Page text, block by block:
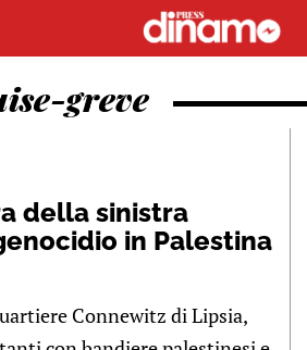
greve
della sinistra
in Palestina
Connewitz di Lipsia,